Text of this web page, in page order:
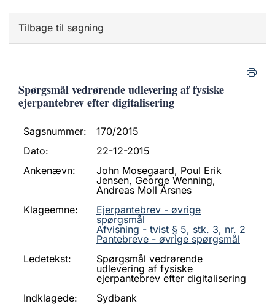
Tilbage til søgning
Spørgsmål vedrørende udlevering af fysiske
ejerpantebrev efter digitalisering
Sagsnummer:
170/2015
Dato:
22-12-2015
Ankenævn:
John Mosegaard, Poul Erik
Jensen, George Wenning,
Andreas Moll Årsnes
Klageemne:
Ejerpantebrev - øvrige
spørgsmål
Afvisning - tvist § 5, stk. 3, nr. 2
Pantebreve - øvrige spørgsmål
Ledetekst:
Spørgsmål vedrørende
udlevering af fysiske
ejerpantebrev efter digitalisering
Indklagede:
Sydbank